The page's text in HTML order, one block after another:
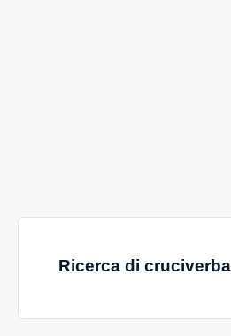
Ricerca di cruciverba